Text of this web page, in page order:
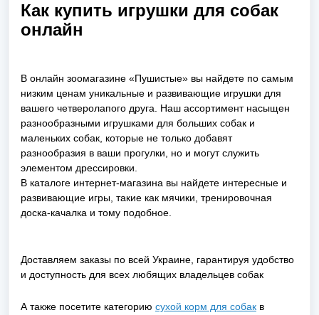
Как купить игрушки для собак
онлайн
В онлайн зоомагазине «Пушистые» вы найдете по самым
низким ценам уникальные и развивающие игрушки для
вашего четверолапого друга. Наш ассортимент насыщен
разнообразными игрушками для больших собак и
маленьких собак, которые не только добавят
разнообразия в ваши прогулки, но и могут служить
элементом дрессировки.
В каталоге интернет-магазина вы найдете интересные и
развивающие игры, такие как мячики, тренировочная
доска-качалка и тому подобное.
Доставляем заказы по всей Украине, гарантируя удобство
и доступность для всех любящих владельцев собак
А также посетите категорию сухой корм для собак в